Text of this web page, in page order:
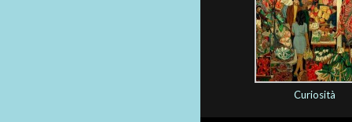
Curiosità